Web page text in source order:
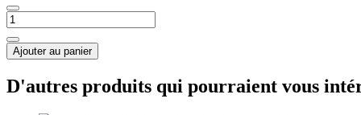
Ajouter au panier
D'autres produits qui pourraient vous